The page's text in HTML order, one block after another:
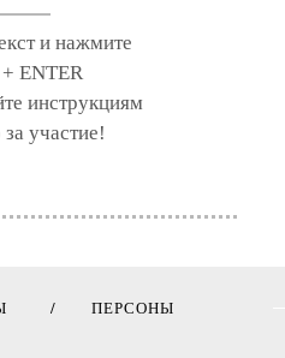
и нажмите
ENTER
инструкциям
участие!
ПЕРСОНЫ